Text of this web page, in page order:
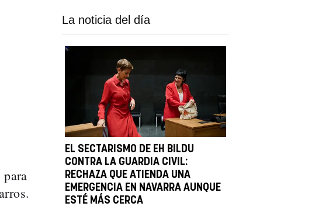
La noticia del día
EL SECTARISMO DE EH BILDU
CONTRA LA GUARDIA CIVIL:
RECHAZA QUE ATIENDA UNA
EMERGENCIA EN NAVARRA AUNQUE
ESTÉ MÁS CERCA